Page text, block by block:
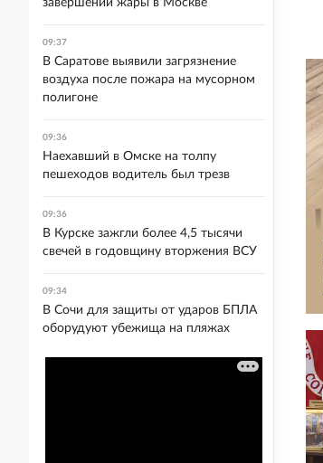
завершении жары в Москве
09:37
В Саратове выявили загрязнение
воздуха после пожара на мусорном
полигоне
09:36
Наехавший в Омске на толпу
пешеходов водитель был трезв
09:36
В Курске зажгли более 4,5 тысячи
свечей в годовщину вторжения ВСУ
09:34
В Сочи для защиты от ударов БПЛА
оборудуют убежища на пляжах